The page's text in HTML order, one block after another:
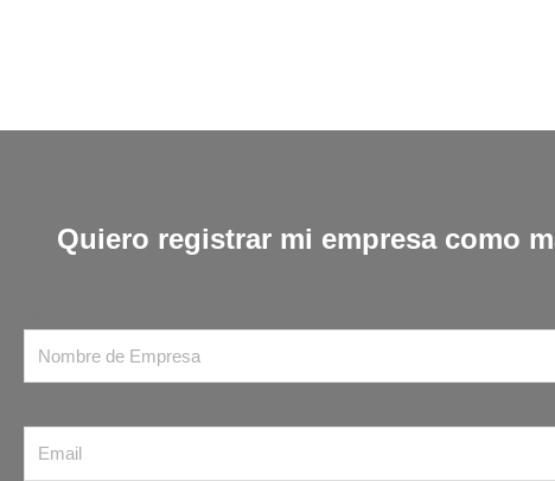
Quiero registrar mi empresa como